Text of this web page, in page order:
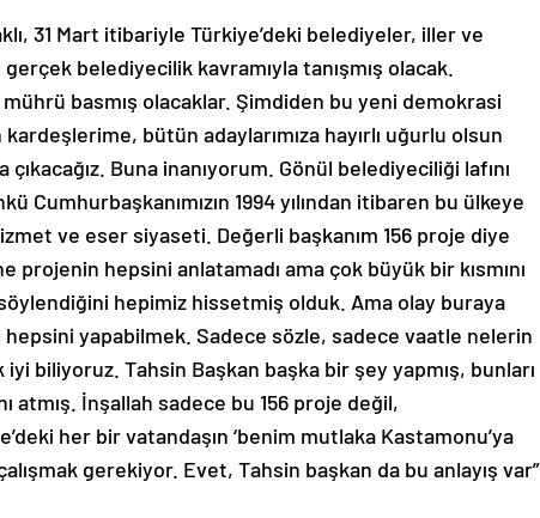
31 Mart itibariyle Türkiye’deki belediyeler, iller ve
belediyecilik kavramıyla tanışmış olacak.
basmış olacaklar. Şimdiden bu yeni demokrasi
bütün adaylarımıza hayırlı uğurlu olsun
Buna inanıyorum. Gönül belediyeciliği lafını
Cumhurbaşkanımızın 1994 yılından itibaren bu ülkeye
ve eser siyaseti. Değerli başkanım 156 proje diye
projenin hepsini anlatamadı ama çok büyük bir kısmını
hepimiz hissetmiş olduk. Ama olay buraya
hepsini yapabilmek. Sadece sözle, sadece vaatle nelerin
iyi biliyoruz. Tahsin Başkan başka bir şey yapmış, bunları
atmış. İnşallah sadece bu 156 proje değil,
her bir vatandaşın ‘benim mutlaka Kastamonu’ya
gerekiyor. Evet, Tahsin başkan da bu anlayış var”